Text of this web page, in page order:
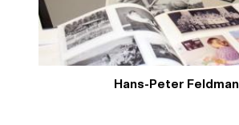
Hans-Peter